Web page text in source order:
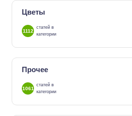
Цветы
1112
статей в
категории
Прочее
1061
статей в
категории